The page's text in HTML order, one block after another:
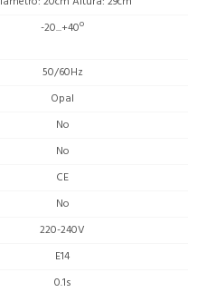
-20...+40º
50/60Hz
Opal
No
No
CE
No
220-240V
E14
0.1s